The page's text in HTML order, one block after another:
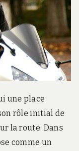
une place
rôle initial de
la route. Dans
comme un